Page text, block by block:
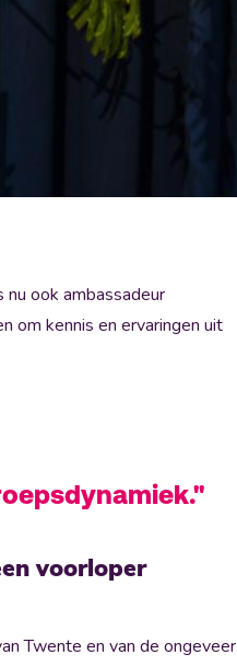
ook ambassadeur
om kennis en ervaringen uit
voorloper
Twente en van de ongeveer